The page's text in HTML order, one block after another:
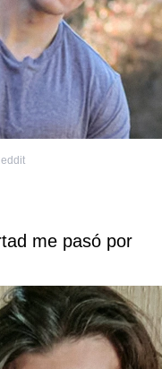
me pasó por